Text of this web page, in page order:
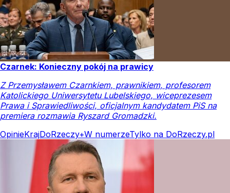
Czarnek: Konieczny pokój na prawicy
Z Przemysławem Czarnkiem, prawnikiem, profesorem
Katolickiego Uniwersytetu Lubelskiego, wiceprezesem
Prawa i Sprawiedliwości, oficjalnym kandydatem PiS na
premiera rozmawia Ryszard Gromadzki.
OpinieKrajDoRzeczy+W numerzeTylko na DoRzeczy.pl